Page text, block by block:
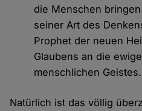
die Menschen
seiner Art des
Prophet der neuen
Glaubens an die
menschlichen Geistes.
Natürlich ist das völlig